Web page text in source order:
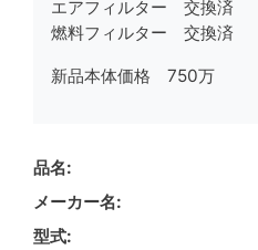
エアフィルター 交換済
燃料フィルター 交換済
新品本体価格 750万
品名
メーカー名
型式